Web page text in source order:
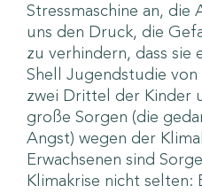
Stressmaschine an,
uns den Druck, die
zu verhindern, dass sie
Shell Jugendstudie von
zwei Drittel der Kinder
große Sorgen (die
Angst) wegen der
Erwachsenen sind
Klimakrise nicht